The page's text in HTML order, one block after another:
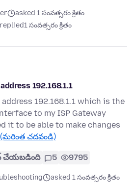
asked 1 సంవత్సరం క్రితం
replied1 సంవత్సరం క్రితం
192.168.1.1
192.168.1.1 which is the
to my ISP Gateway
it to be able to make changes
(మరింత చదవండి)
చేయబడింది 5 9795
asked 1 సంవత్సరం క్రితం